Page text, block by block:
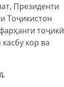
Президенти
Тоҷикистон
тоҷикӣ
кор ва